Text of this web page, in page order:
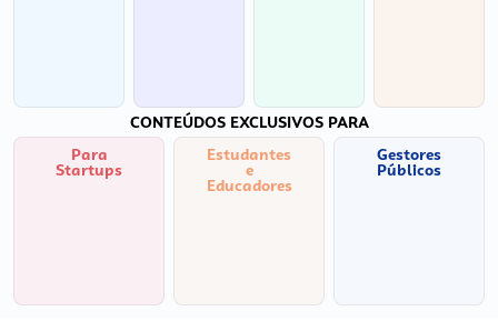
CONTEÚDOS EXCLUSIVOS PARA
Para
Startups
Estudantes
e
Educadores
Gestores
Públicos